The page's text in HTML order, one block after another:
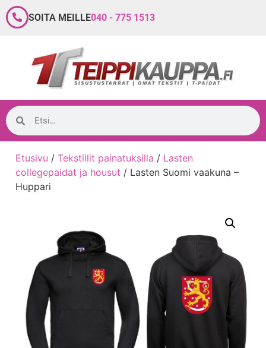
SOITA MEILLE040 - 775 1513
Etusivu / Tekstiilit painatuksilla / Lasten
collegepaidat ja housut / Lasten Suomi vaakuna –
Huppari